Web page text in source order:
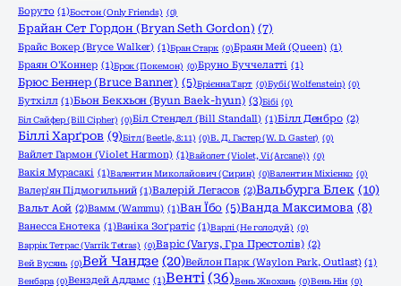
Боруто (1)Бостон (Only Friends) (0)
Брайан Сет Гордон (Bryan Seth Gordon) (7)
Брайс Вокер (Bryce Walker) (1)Бран Старк (0)Браян Мей (Queen) (1)
Браян О'Коннер (1)Брок (Покемон) (0)Бруно Буччелатті (1)
Брюс Беннер (Bruce Banner) (5)Брієнна Тарт (0)Бубі (Wolfenstein) (0)
Бутхілл (1)Бьон Бекхьон (Byun Baek-hyun) (3)Бібі (0)
Біл Сайфер (Bill Cipher) (0)Біл Стендел (Bill Standall) (1)Білл Денбро (2)
Біллі Харґров (9)Бітл (Beetle, 8:11) (0)В. Д. Гастер (W. D. Gaster) (0)
Вайлет Гармон (Violet Harmon) (1)Вайолет (Violet, Vi (Arcane)) (0)
Вакія Мурасакі (1)Валентин Миколайович (Сирин) (0)Валентин Міхієнко (0)
Валер'ян Підмогильний (1)Валерій Легасов (2)Вальбурга Блек (10)
Вальт Аой (2)Вамм (Wammu) (1)Ван Їбо (5)Ванда Максимова (8)
Ванесса Енотека (1)Ваніка Зоґратіс (1)Варлі (Не голодуй) (0)
Варрік Тетрас (Varrik Tetras) (0)Варіс (Varys, Гра Престолів) (2)
Вей Вусянь (0)Вей Чандзе (20)Вейлон Парк (Waylon Park, Outlast) (1)
Венбара (0)Венздей Аддамс (1)Венті (36)Вень Жвохань (0)Вень Нін (0)